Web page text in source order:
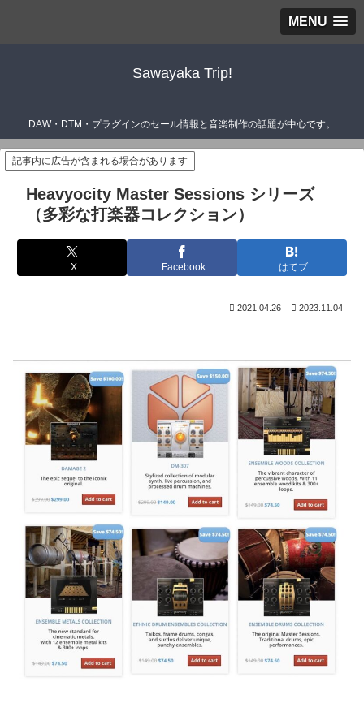
MENU
Sawayaka Trip!
DAW・DTM・プラグインのセール情報と音楽制作の話題が中心です。
記事内に広告が含まれる場合があります
Heavyocity Master Sessions シリーズ
（多彩な打楽器コレクション）
X Facebook はてブ
2021.04.26 2023.11.04